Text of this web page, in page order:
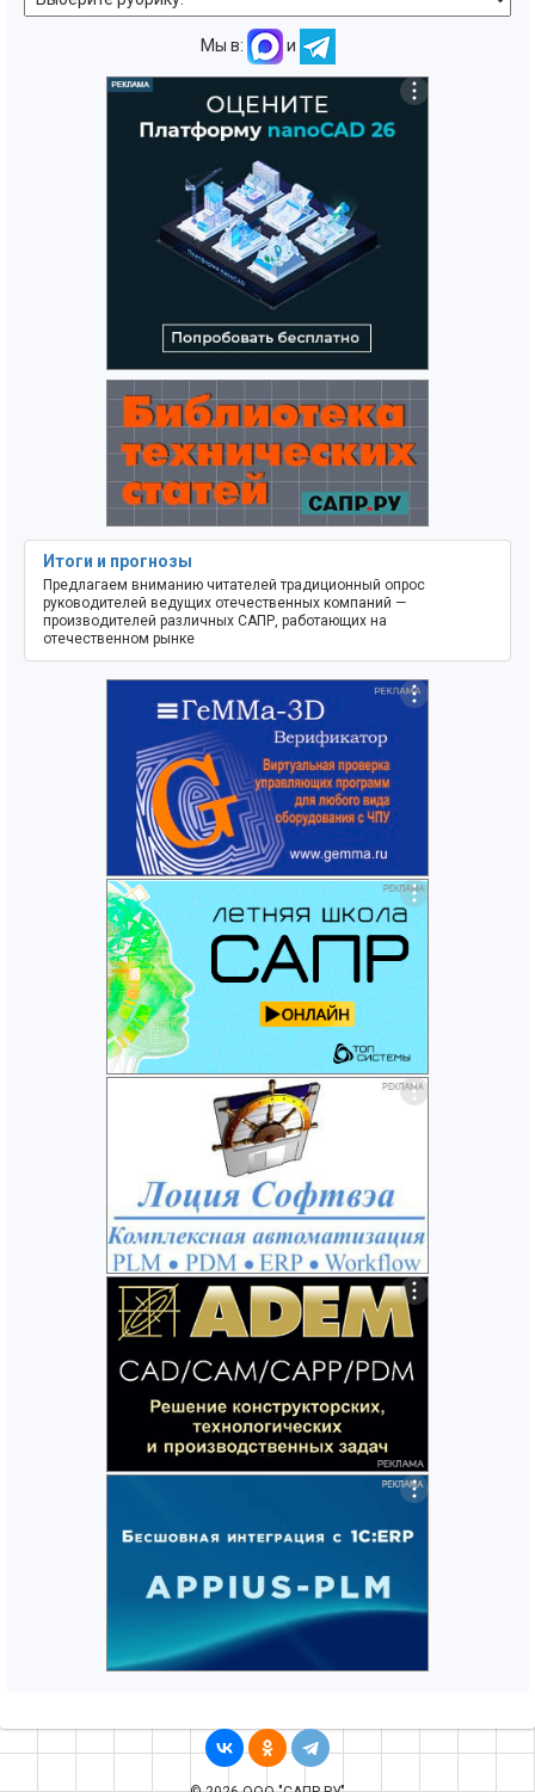
Мы в: и
Итоги и прогнозы
Предлагаем вниманию читателей традиционный опрос
руководителей ведущих отечественных компаний —
производителей различных САПР, работающих на
отечественном рынке